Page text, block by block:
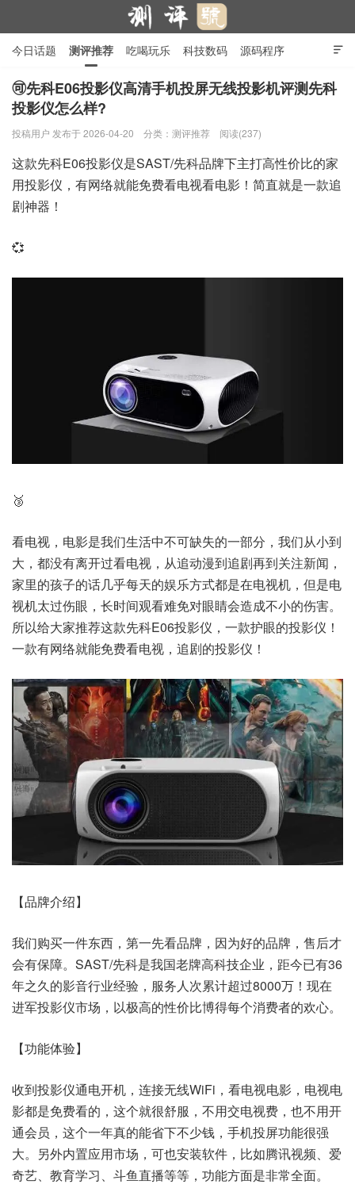
测评号

今日话题 测评推荐 吃喝玩乐 科技数码 源码程序
行业产品 在线投稿 隐私政策
🉑先科E06投影仪高清手机投屏无线投影机评测先科
投影仪怎么样?
投稿用户 发布于 2026-04-20 分类： 测评推荐 阅读(237)
这款先科E06投影仪是SAST/先科品牌下主打高性价比的家
用投影仪，有网络就能免费看电视看电影！简直就是一款追
剧神器！
💞
🥉
看电视，电影是我们生活中不可缺失的一部分，我们从小到
大，都没有离开过看电视，从追动漫到追剧再到关注新闻，
家里的孩子的话几乎每天的娱乐方式都是在电视机，但是电
视机太过伤眼，长时间观看难免对眼睛会造成不小的伤害。
所以给大家推荐这款先科E06投影仪，一款护眼的投影仪！
一款有网络就能免费看电视，追剧的投影仪！
【品牌介绍】
我们购买一件东西，第一先看品牌，因为好的品牌，售后才
会有保障。SAST/先科是我国老牌高科技企业，距今已有36
年之久的影音行业经验，服务人次累计超过8000万！现在
进军投影仪市场，以极高的性价比博得每个消费者的欢心。
【功能体验】
收到投影仪通电开机，连接无线WiFi，看电视电影，电视电
影都是免费看的，这个就很舒服，不用交电视费，也不用开
通会员，这个一年真的能省下不少钱，手机投屏功能很强
大。另外内置应用市场，可也安装软件，比如腾讯视频、爱
奇艺、教育学习、斗鱼直播等等，功能方面是非常全面。